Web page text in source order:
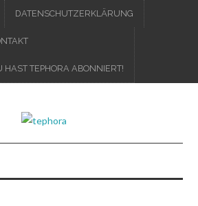
DATENSCHUTZERKLÄRUNG
HAST TEPHORA ABONNIERT!